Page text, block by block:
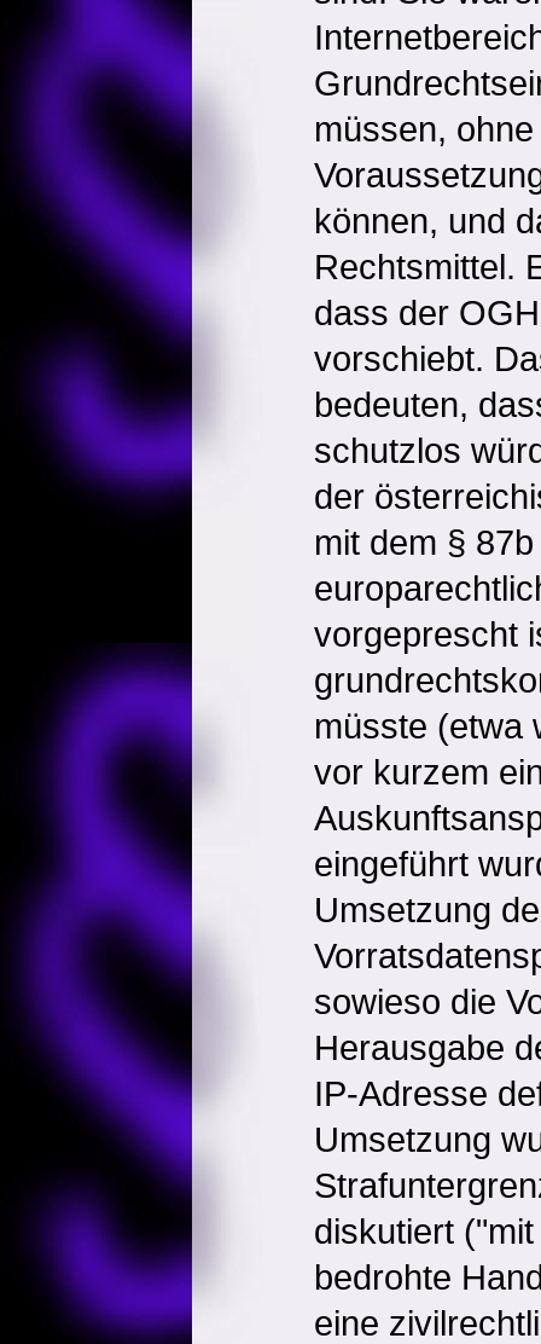
müssen,
können, und
Rechtsmittel.
dass der
vorschiebt.
bedeuten,
schutzlos
der
mit dem §
vorgeprescht
müsste (etwa
vor kurzem
eingeführt
Umsetzung
sowieso die
Herausgabe
IP-Adresse
Umsetzung
diskutiert
bedrohte
eine